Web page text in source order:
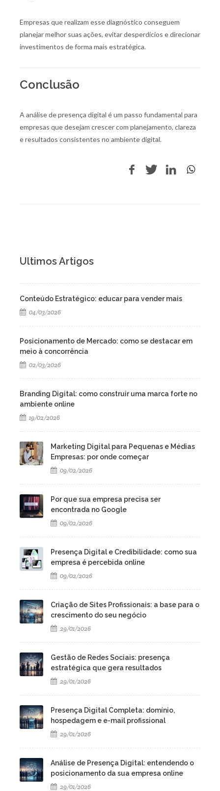
Empresas que realizam esse diagnóstico conseguem
planejar melhor suas ações, evitar desperdícios e direcionar
investimentos de forma mais estratégica.
Conclusão
A análise de presença digital é um passo fundamental para
empresas que desejam crescer com planejamento, clareza
e resultados consistentes no ambiente digital.
Ultimos Artigos
Conteúdo Estratégico: educar para vender mais
04/03/2026
Posicionamento de Mercado: como se destacar em
meio à concorrência
02/03/2026
Branding Digital: como construir uma marca forte no
ambiente online
19/02/2026
Marketing Digital para Pequenas e Médias
Empresas: por onde começar
09/02/2026
Por que sua empresa precisa ser
encontrada no Google
09/02/2026
Presença Digital e Credibilidade: como sua
empresa é percebida online
09/02/2026
Criação de Sites Profissionais: a base para o
crescimento do seu negócio
29/01/2026
Gestão de Redes Sociais: presença
estratégica que gera resultados
29/01/2026
Presença Digital Completa: domínio,
hospedagem e e-mail profissional
29/01/2026
Análise de Presença Digital: entendendo o
posicionamento da sua empresa online
29/01/2026